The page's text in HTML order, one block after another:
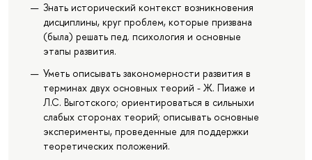
Знать исторический контекст возникновения
дисциплины, круг проблем, которые призвана
(была) решать пед. психология и основные
этапы развития.
Уметь описывать закономерности развития в
терминах двух основных теорий - Ж. Пиаже и
Л.С. Выготского; ориентироваться в сильныхи
слабых сторонах теорий; описывать основные
эксперименты, проведенные для поддержки
теоретических положений.